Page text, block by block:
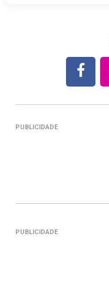
PUBLICIDADE
PUBLICIDADE